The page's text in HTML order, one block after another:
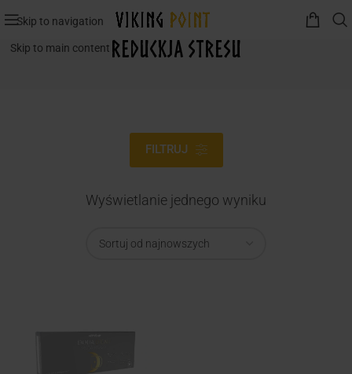
Skip to navigation
Skip to main content reduckja stresu
FILTRUJ
Wyświetlanie jednego wyniku